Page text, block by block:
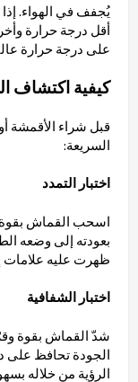
يُجفف في الهواء.
أقل درجة حرارة
على درجة حرارة
كيفية اكتشاف
قبل شراء الأقمشة
السريعة:
اختبار التمدد
اسحب القماش بقوة
بعودته إلى وضعه
ظهرت عليه علامات
اختبار الشفافية
شدّ القماش بقوة
الجودة تحافظ على
الرؤية من خلاله